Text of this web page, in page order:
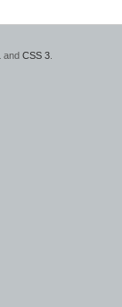
and CSS 3